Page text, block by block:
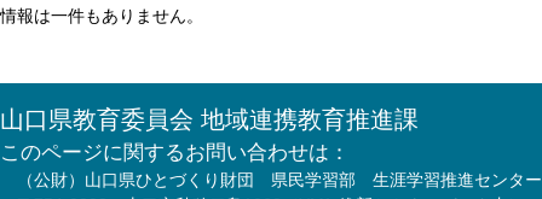
情報は一件もありません。
山口県教育委員会 地域連携教育推進課
このページに関するお問い合わせは：
（公財）山口県ひとづくり財団 県民学習部 生涯学習推進センター